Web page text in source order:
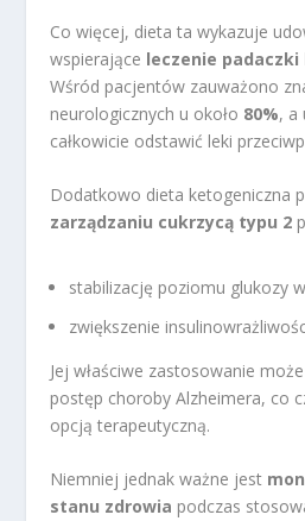
Co więcej, dieta ta wykazuje
wspierające leczenie
Wśród pacjentów zauważono
neurologicznych u około 80%,
całkowicie odstawić leki
Dodatkowo dieta ketogeniczna
zarządzaniu cukrzycą typu 2
stabilizację poziomu glukozy
zwiększenie
Jej właściwe zastosowanie
postęp choroby Alzheimera, co
opcją terapeutyczną.
Niemniej jednak ważne jest
stanu zdrowia podczas